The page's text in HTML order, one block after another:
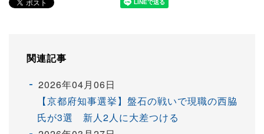
関連記事
2026年04月06日
【京都府知事選挙】盤石の戦いで現職の西脇
氏が3選 新人2人に大差つける